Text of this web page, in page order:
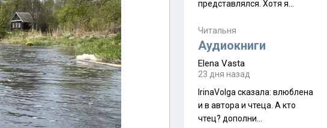
представлялся. Хотя я
краешек, но все же схватила
ауру штата, как-то он меня
природа, мягкие
такая как бы переходная
ступень между привычной
нам Индией и остальными
Читальня
Аудиокниги
Elena Vasta
23 дня назад
IrinaVolga сказалa: влюблена
и в автора и чтеца. А кто
чтец? дополни